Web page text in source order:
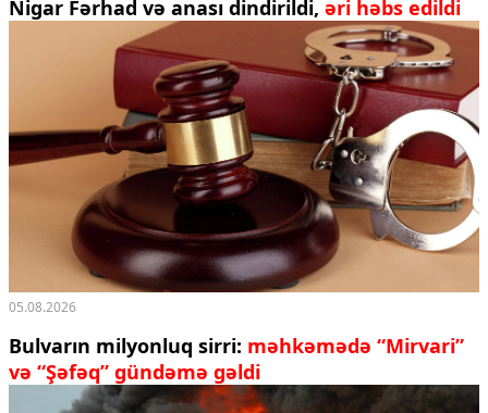
Nigar Fərhad və anası dindirildi, əri həbs edildi
05.08.2026
Bulvarın milyonluq sirri: məhkəmədə “Mirvari”
və “Şəfəq” gündəmə gəldi